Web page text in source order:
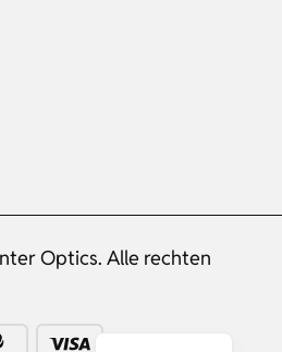
Optics. Alle rechten
German
Portuguese